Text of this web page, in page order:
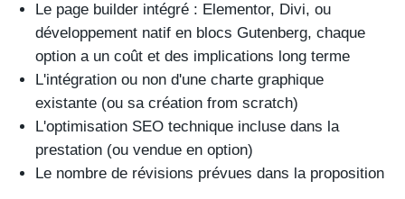
Le page builder intégré : Elementor, Divi, ou
développement natif en blocs Gutenberg, chaque
option a un coût et des implications long terme
L'intégration ou non d'unecharte graphique
existante (ou sa création from scratch)
L'optimisation SEO technique incluse dans la
prestation (ou vendue en option)
Le nombre de révisions prévues dans la proposition